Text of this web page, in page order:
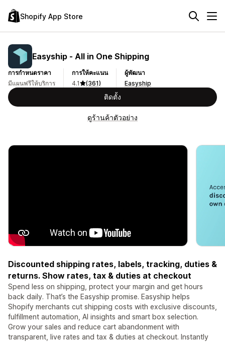
Shopify App Store
Easyship ‑ All in One Shipping
การกำหนดราคา
มีแผนฟรีให้บริการ
การให้คะแนน
4.1
(361)
ผู้พัฒนา
Easyship
ติดตั้ง
ดูร้านค้าตัวอย่าง
Discounted shipping rates, labels, tracking, duties &
returns. Show rates, tax & duties at checkout
Spend less on shipping, protect your margin and get hours
back daily. That’s the Easyship promise. Easyship helps
Shopify merchants cut shipping costs with exclusive discounts,
fulfillment automation, AI insights and smart box selection.
Grow your sales and reduce cart abandonment with
transparent, live rates and tax & duties at checkout. Instantly